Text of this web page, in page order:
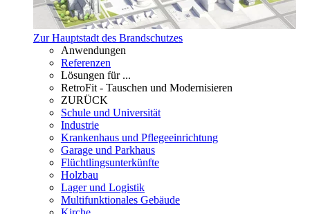
Zur Hauptstadt des Brandschutzes
Anwendungen
Referenzen
Lösungen für ...
RetroFit - Tauschen und Modernisieren
ZURÜCK
Schule und Universität
Industrie
Krankenhaus und Pflegeeinrichtung
Garage und Parkhaus
Flüchtlingsunterkünfte
Holzbau
Lager und Logistik
Multifunktionales Gebäude